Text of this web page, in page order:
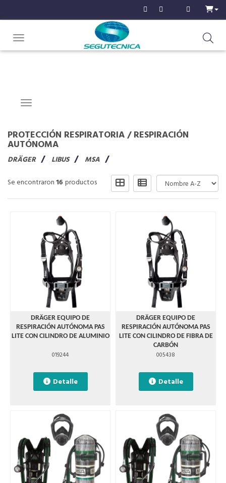
Toggle navigation
Navigation ein-/ausblenden
PROTECCIÓN RESPIRATORIA/RESPIRACIÓN
AUTÓNOMA
DRÄGER LIBUS
MSA
Se encontraron16 productos
DRÄGER EQUIPO DE
RESPIRACIÓN AUTÓNOMA PAS
LITE CON CILINDRO DE ALUMINIO
019244
Detalle
DRÄGER EQUIPO DE
RESPIRACIÓN AUTÓNOMA PAS
LITE CON CILINDRO DE FIBRA DE
CARBÓN
005438
Detalle